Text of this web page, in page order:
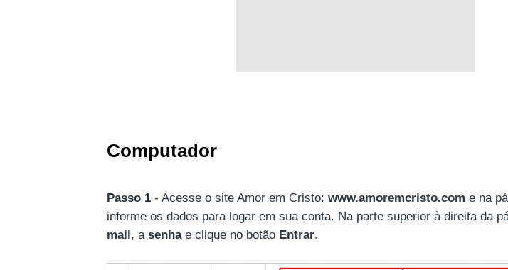
Computador
Passo 1 - Acesse o site Amor em Cristo: www.amoremcristo.com e na
informe os dados para logar em sua conta. Na parte superior à direita da
mail, a senhae clique no botão Entrar.